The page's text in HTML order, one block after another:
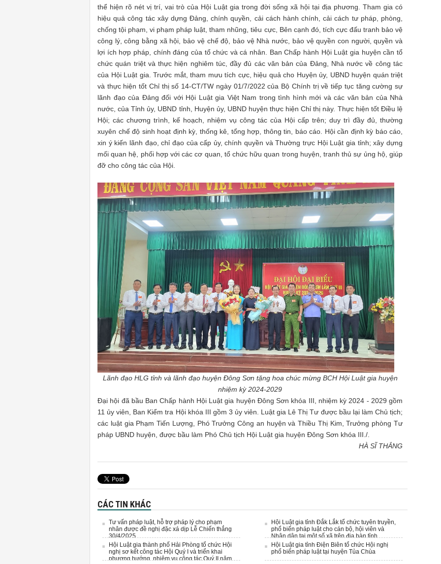
thể hiện rõ nét vị trí, vai trò của Hội Luật gia trong đời sống xã hội tại địa phương. Tham gia có
hiệu quả công tác xây dựng Đảng, chính quyền, cải cách hành chính, cải cách tư pháp, phòng,
chống tội phạm, vi phạm pháp luật, tham nhũng, tiêu cực, Bên cạnh đó, tích cực đấu tranh bảo vệ
công lý, công bằng xã hội, bảo vệ chế độ, bảo vệ Nhà nước, bảo vệ quyền con người, quyền và
lợi ích hợp pháp, chính đáng của tổ chức và cá nhân. Ban Chấp hành Hội Luật gia huyện cần tổ
chức quán triệt và thực hiện nghiêm túc, đầy đủ các văn bản của Đảng, Nhà nước về công tác
của Hội Luật gia. Trước mắt, tham mưu tích cực, hiệu quả cho Huyện ủy, UBND huyện quán triệt
và thực hiện tốt Chỉ thị số 14-CT/TW ngày 01/7/2022 của Bộ Chính trị về tiếp tục tăng cường sự
lãnh đạo của Đảng đối với Hội Luật gia Việt Nam trong tình hình mới và các văn bản của Nhà
nước, của Tỉnh ủy, UBND tỉnh, Huyện ủy, UBND huyện thực hiện Chỉ thị này. Thực hiện tốt Điều lệ
Hội; các chương trình, kế hoạch, nhiệm vụ công tác của Hội cấp trên; duy trì đầy đủ, thường
xuyên chế độ sinh hoạt định kỳ, thống kê, tổng hợp, thông tin, báo cáo. Hội cần định kỳ báo cáo,
xin ý kiến lãnh đạo, chỉ đạo của cấp ủy, chính quyền và Thường trực Hội Luật gia tỉnh; xây dựng
mối quan hệ, phối hợp với các cơ quan, tổ chức hữu quan trong huyện, tranh thủ sự ủng hộ, giúp
đỡ cho công tác của Hội.
Lãnh đạo HLG tỉnh và lãnh đạo huyện Đông Sơn tặng hoa chúc mừng BCH Hội Luật gia huyện
nhiệm kỳ 2024-2029
Đại hội đã bầu Ban Chấp hành Hội Luật gia huyện Đông Sơn khóa III, nhiệm kỳ 2024 - 2029 gồm
11 ủy viên, Ban Kiểm tra Hội khóa III gồm 3 ủy viên. Luật gia Lê Thị Tư được bầu lại làm Chủ tịch;
các luật gia Phạm Tiến Lượng, Phó Trưởng Công an huyện và Thiều Thị Kim, Trưởng phòng Tư
pháp UBND huyện, được bầu làm Phó Chủ tịch Hội Luật gia huyện Đông Sơn khóa III./.
HÀ SĨ THẮNG
CÁC TIN KHÁC
Tư vấn pháp luật, hỗ trợ pháp lý cho phạm
nhân được đề nghị đặc xá dịp Lễ Chiến thắng
30/4/2025
Hội Luật gia thành phố Hải Phòng tổ chức Hội
nghị sơ kết công tác Hội Quý I và triển khai
phương hướng, nhiệm vụ công tác Quý II năm
Hội Luật gia tỉnh Đắk Lắk tổ chức tuyên truyền,
phổ biến pháp luật cho cán bộ, hội viên và
Nhân dân tại một số xã trên điạ bàn tỉnh
Hội Luật gia tỉnh Điện Biên tổ chức Hội nghị
phổ biến pháp luật tại huyện Tủa Chùa